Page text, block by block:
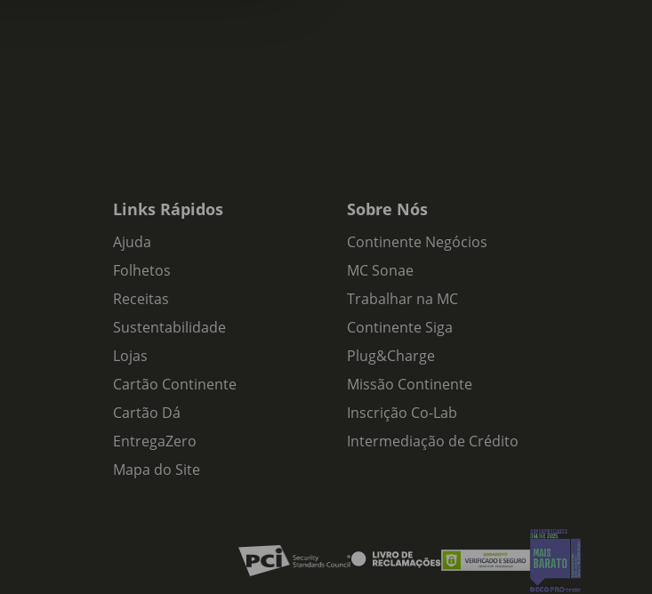
Links Rápidos
Ajuda
Folhetos
Receitas
Sustentabilidade
Lojas
Cartão Continente
Cartão Dá
EntregaZero
Mapa do Site
Sobre Nós
Continente Negócios
MC Sonae
Trabalhar na MC
Continente Siga
Plug&Charge
Missão Continente
Inscrição Co-Lab
Intermediação de Crédito